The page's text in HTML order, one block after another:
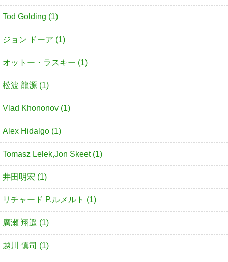
Tod Golding (1)
ジョン ドーア (1)
オットー・ラスキー (1)
松波 龍源 (1)
Vlad Khononov (1)
Alex Hidalgo (1)
Tomasz Lelek,Jon Skeet (1)
井田明宏 (1)
リチャード P.ルメルト (1)
廣瀬 翔遥 (1)
越川 慎司 (1)